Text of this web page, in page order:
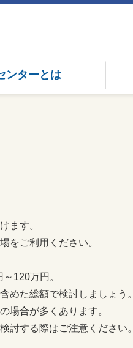
ンターとは
ます。
をご利用ください。
120万円。
めた総額で検討しましょう。
場合が多くあります。
討する際はご注意ください。